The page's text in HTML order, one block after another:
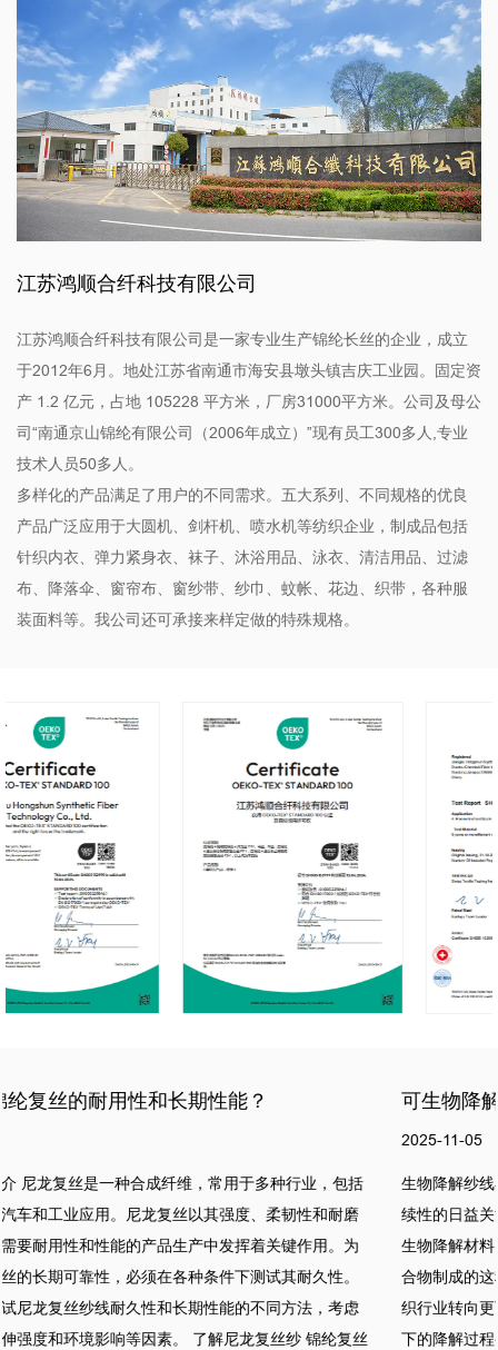
江苏鸿顺合纤科技有限公司
江苏鸿顺合纤科技有限公司是一家专业生产锦纶长丝的企业，成立
于2012年6月。地处江苏省南通市海安县墩头镇吉庆工业园。固定资
产 1.2 亿元，占地 105228 平方米，厂房31000平方米。公司及母公
司“南通京山锦纶有限公司（2006年成立）”现有员工300多人,专业
技术人员50多人。
多样化的产品满足了用户的不同需求。五大系列、不同规格的优良
产品广泛应用于大圆机、剑杆机、喷水机等纺织企业，制成品包括
针织内衣、弹力紧身衣、袜子、沐浴用品、泳衣、清洁用品、过滤
布、降落伞、窗帘布、窗纱带、纱巾、蚊帐、花边、织带，各种服
装面料等。我公司还可承接来样定做的特殊规格。
可生物降解纱线在不同环境条件下降解速度有多快？
生物降解纱线在不同环境条件下降解速度有多快？ 人们对环境可持
续性的日益关注导致包括纺织品在内的各个行业越来越多地使用可
生物降解材料。 可生物降解纱线 由天然纤维或可生物降解的合成聚
合物制成的这种材料因其减少环境影响的潜力而受到关注。随着纺
织行业转向更可持续的实践，了解可生物降解纱线在不同环境条件
下的降解过程变得至关重要。本文探讨了可生物降解纱线在各种环